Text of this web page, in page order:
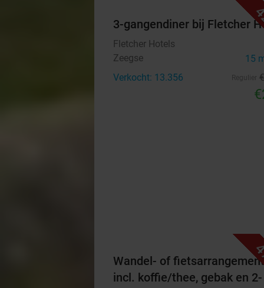
3-gangendiner bij Fletcher
Fletcher Hotels
Zeegse
15
Verkocht: 13.356
Wandel- of fietsarrangement
incl. koffie/thee, gebak en 2-